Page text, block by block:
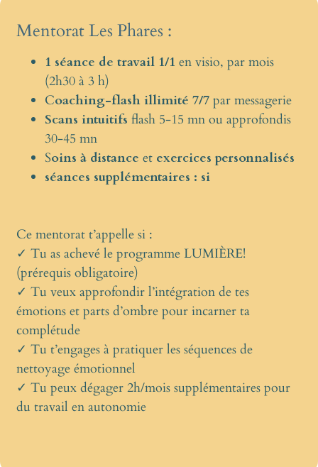
Mentorat Les Phares :
1 séance de travail 1/1 en visio, par mois
(2h30 à 3 h)
Coaching-flash illimité 7/7 par messagerie
Scans intuitifs flash 5-15 mn ou approfondis
30-45 mn
Soins à distance et exercices personnalisés
séances supplémentaires : si
Ce mentorat t’appelle si :
✓ Tu as achevé le programme LUMIÈRE!
(prérequis obligatoire)
✓ Tu veux approfondir l’intégration de tes
émotions et parts d’ombre pour incarner ta
complétude
✓ Tu t’engages à pratiquer les séquences de
nettoyage émotionnel
✓ Tu peux dégager 2h/mois supplémentaires pour
du travail en autonomie